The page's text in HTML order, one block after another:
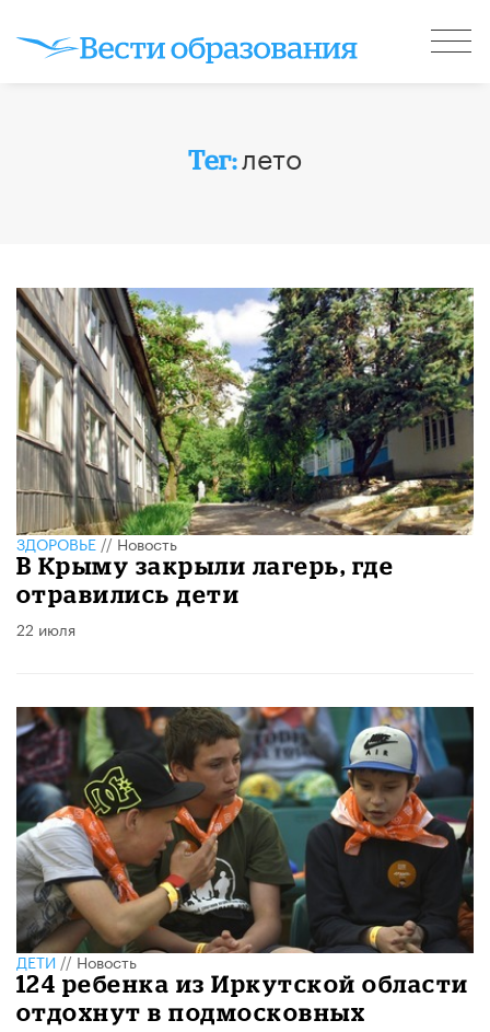
Тег:лето
ЗДОРОВЬЕ//Новость
В Крыму закрыли лагерь, где
отравились дети
22 июля
ДЕТИ//Новость
124 ребенка из Иркутской области
отдохнут в подмосковных